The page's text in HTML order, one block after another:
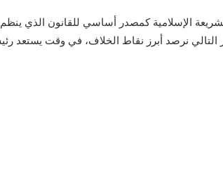
الإسلامية كمصدر أساسي للقانون الذي
التالي نرصد أبرز نقاط الخلاف، في وقت يستعد